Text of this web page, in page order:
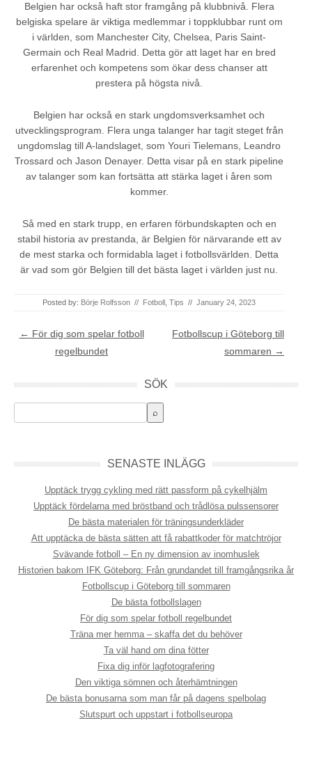
Belgien har också haft stor framgång på klubbnivå. Flera
belgiska spelare är viktiga medlemmar i toppklubbar runt om
i världen, som Manchester City, Chelsea, Paris Saint-
Germain och Real Madrid. Detta gör att laget har en bred
erfarenhet och kompetens som ökar dess chanser att
prestera på högsta nivå.
Belgien har också en stark ungdomsverksamhet och
utvecklingsprogram. Flera unga talanger har tagit steget från
ungdomslag till A-landslaget, som Youri Tielemans, Leandro
Trossard och Jason Denayer. Detta visar på en stark pipeline
av talanger som kan fortsätta att stärka laget i åren som
kommer.
Så med en stark trupp, en erfaren förbundskapten och en
stabil historia av prestanda, är Belgien för närvarande ett av
de mest starka och formidabla laget i fotbollsvärlden. Detta
är vad som gör Belgien till det bästa laget i världen just nu.
Posted by: Börje Rolfsson // Fotboll Tips // January 24, 2023
Post navigation
← För dig som spelar fotboll
regelbundet
Fotbollscup i Göteborg till
sommaren →
SÖK
SENASTE INLÄGG
Upptäck trygg cykling med rätt passform på cykelhjälm
Upptäck fördelarna med bröstband och trådlösa pulssensorer
De bästa materialen för träningsunderkläder
Att upptäcka de bästa sätten att få rabattkoder för matchtröjor
Svävande fotboll – En ny dimension av inomhuslek
Historien bakom IFK Göteborg: Från grundandet till framgångsrika år
Fotbollscup i Göteborg till sommaren
De bästa fotbollslagen
För dig som spelar fotboll regelbundet
Träna mer hemma – skaffa det du behöver
Ta väl hand om dina fötter
Fixa dig inför lagfotografering
Den viktiga sömnen och återhämtningen
De bästa bonusarna som man får på dagens spelbolag
Slutspurt och uppstart i fotbollseuropa